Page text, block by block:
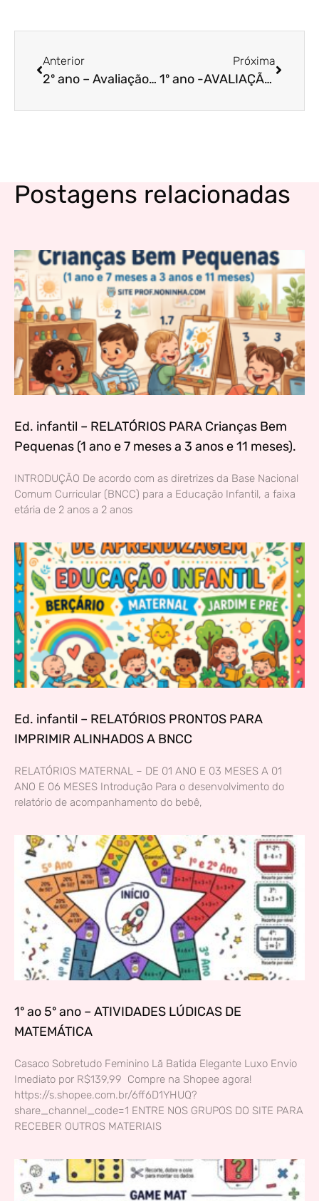
Anterior
2º ano – Avaliação 4º bimestre ARTE – (para imprimir gratuito)
Próxima
1º ano -AVALIAÇÃO BIMESTRAL DE CIÊNCIAS – 4º BIMESTRE
Postagens relacionadas
Ed. infantil – RELATÓRIOS PARA Crianças Bem
Pequenas (1 ano e 7 meses a 3 anos e 11 meses).
INTRODUÇÃO De acordo com as diretrizes da Base Nacional
Comum Curricular (BNCC) para a Educação Infantil, a faixa
etária de 2 anos a 2 anos
Ed. infantil – RELATÓRIOS PRONTOS PARA
IMPRIMIR ALINHADOS A BNCC
RELATÓRIOS MATERNAL – DE 01 ANO E 03 MESES A 01
ANO E 06 MESES Introdução Para o desenvolvimento do
relatório de acompanhamento do bebê,
1º ao 5º ano – ATIVIDADES LÚDICAS DE
MATEMÁTICA
Casaco Sobretudo Feminino Lã Batida Elegante Luxo Envio
Imediato por R$139,99 Compre na Shopee agora!
https://s.shopee.com.br/6ff6D1YHUQ?
share_channel_code=1 ENTRE NOS GRUPOS DO SITE PARA
RECEBER OUTROS MATERIAIS